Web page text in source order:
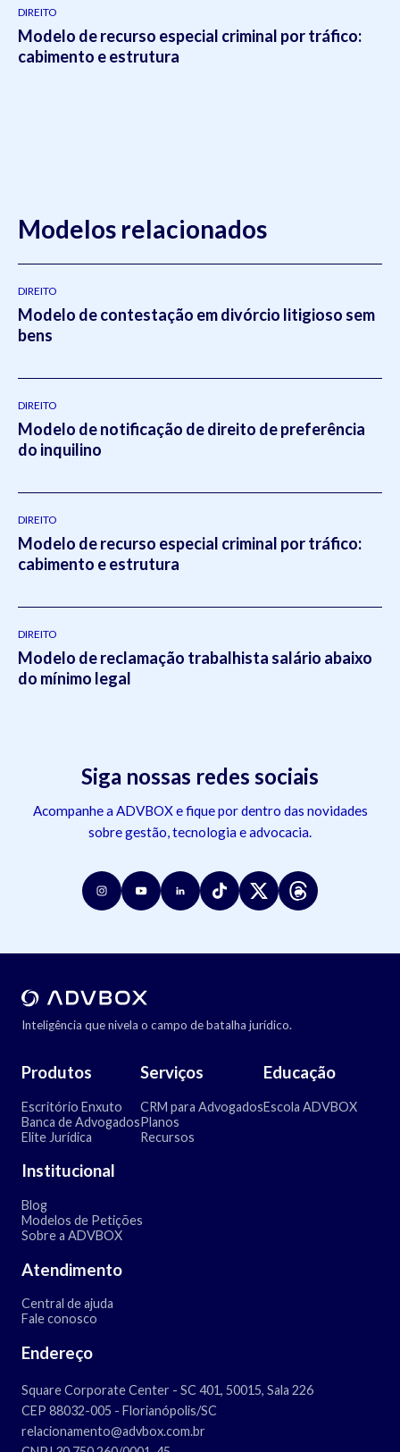
DIREITO
Modelo de recurso especial criminal por tráfico:
cabimento e estrutura
Modelos relacionados
DIREITO
Modelo de contestação em divórcio litigioso sem
bens
DIREITO
Modelo de notificação de direito de preferência
do inquilino
DIREITO
Modelo de recurso especial criminal por tráfico:
cabimento e estrutura
DIREITO
Modelo de reclamação trabalhista salário abaixo
do mínimo legal
Siga nossas redes sociais
Acompanhe a ADVBOX e fique por dentro das novidades
sobre gestão, tecnologia e advocacia.
Inteligência que nivela o campo de batalha jurídico.
Produtos
Escritório Enxuto
Banca de Advogados
Elite Jurídica
Serviços
CRM para Advogados
Planos
Recursos
Educação
Escola ADVBOX
Institucional
Blog
Modelos de Petições
Sobre a ADVBOX
Atendimento
Central de ajuda
Fale conosco
Endereço
Square Corporate Center - SC 401, 50015, Sala 226
CEP 88032-005 - Florianópolis/SC
relacionamento@advbox.com.br